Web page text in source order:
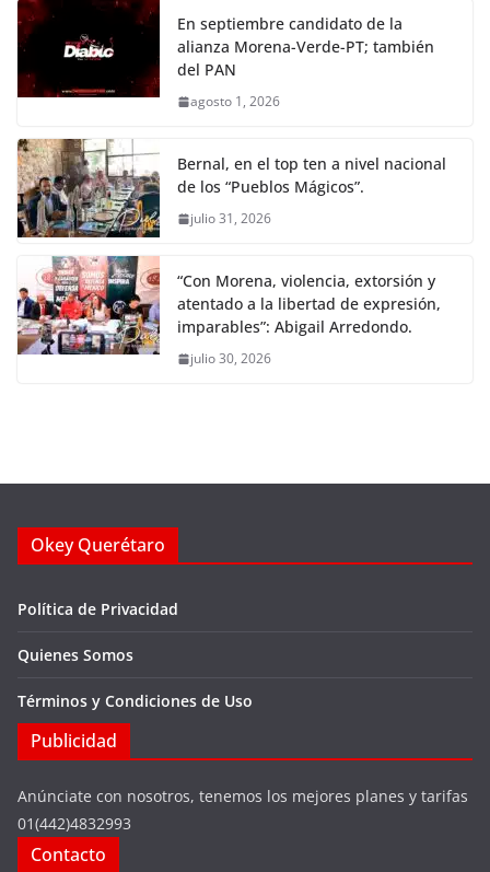
En septiembre candidato de la
alianza Morena-Verde-PT; también
del PAN
agosto 1, 2026
Bernal, en el top ten a nivel nacional
de los “Pueblos Mágicos”.
julio 31, 2026
“Con Morena, violencia, extorsión y
atentado a la libertad de expresión,
imparables”: Abigail Arredondo.
julio 30, 2026
Okey Querétaro
Política de Privacidad
Quienes Somos
Términos y Condiciones de Uso
Publicidad
Anúnciate con nosotros, tenemos los mejores planes y tarifas
01(442)4832993
Contacto